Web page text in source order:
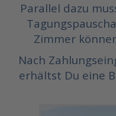
Parallel dazu
Zimmer
Nach
erhältst Du eine